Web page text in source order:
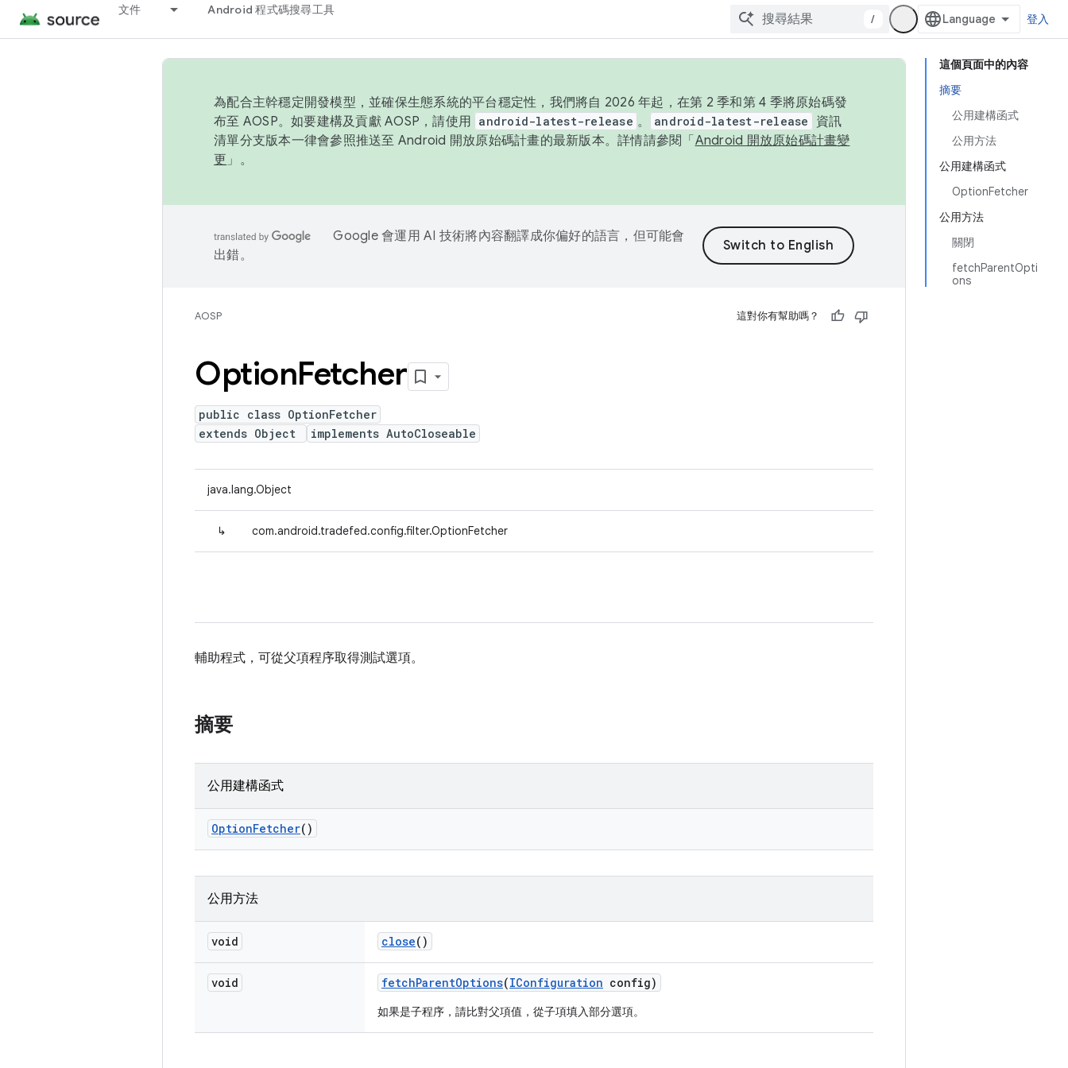
文件 Android 程式碼搜尋工具
/ 登入
這個頁面中的內容
摘要
公用建構函式
公用方法
公用建構函式
OptionFetcher
公用方法
關閉
fetchParentOpti
ons
為配合主幹穩定開發模型，並確保生態系統的平台穩定性，我們將自 2026 年起，在第 2 季和第 4 季將原始碼發
布至 AOSP。如要建構及貢獻 AOSP，請使用 android-latest-release 。 android-latest-release
資訊
清單分支版本一律會參照推送至 Android 開放原始碼計畫的最新版本。詳情請參閱「 Android 開放原始碼計畫變
更 」。
Google 會運用 AI 技術將內容翻譯成你偏好的語言，但可能會
出錯。
AOSP 這對你有幫助嗎？
OptionFetcher
public class OptionFetcher
extends Object
implements AutoCloseable
java.lang.Object
↳ com.android.tradefed.config.filter.OptionFetcher
輔助程式，可從父項程序取得測試選項。
摘要
公用建構函式
OptionFetcher()
公用方法
void close()
void fetchParentOptions(IConfiguration config)
如果是子程序，請比對父項值，從子項填入部分選項。